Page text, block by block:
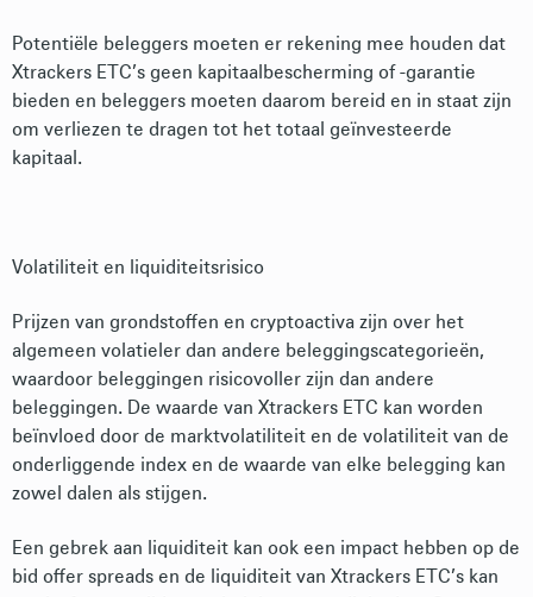
Potentiële beleggers moeten er rekening mee houden dat
Xtrackers ETC’s geen kapitaalbescherming of -garantie
bieden en beleggers moeten daarom bereid en in staat zijn
om verliezen te dragen tot het totaal geïnvesteerde
kapitaal.
Volatiliteit en liquiditeitsrisico
Prijzen van grondstoffen en cryptoactiva zijn over het
algemeen volatieler dan andere beleggingscategorieën,
waardoor beleggingen risicovoller zijn dan andere
beleggingen. De waarde van Xtrackers ETC kan worden
beïnvloed door de marktvolatiliteit en de volatiliteit van de
onderliggende index en de waarde van elke belegging kan
zowel dalen als stijgen.
Een gebrek aan liquiditeit kan ook een impact hebben op de
bid offer spreads en de liquiditeit van Xtrackers ETC’s kan